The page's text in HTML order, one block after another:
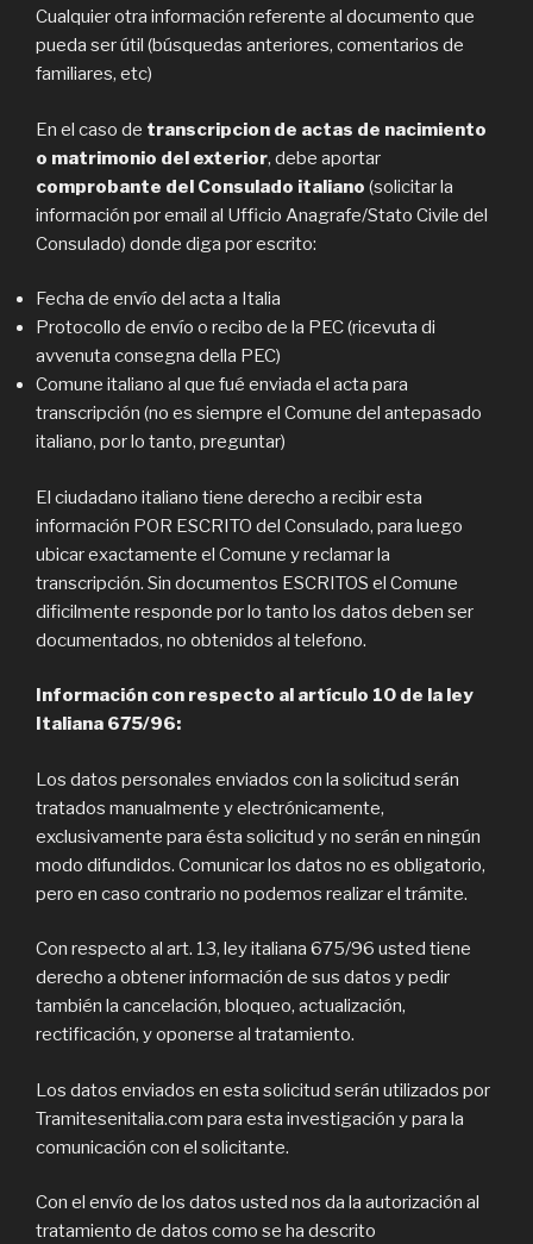
Cualquier otra información referente al documento que
pueda ser útil (búsquedas anteriores, comentarios de
familiares, etc)
En el caso de transcripcion de actas de nacimiento
o matrimonio del exterior, debe aportar
comprobante del Consulado italiano (solicitar la
información por email al Ufficio Anagrafe/Stato Civile del
Consulado) donde diga por escrito:
Fecha de envío del acta a Italia
Protocollo de envío o recibo de la PEC (ricevuta di
avvenuta consegna della PEC)
Comune italiano al que fué enviada el acta para
transcripción (no es siempre el Comune del antepasado
italiano, por lo tanto, preguntar)
El ciudadano italiano tiene derecho a recibir esta
información POR ESCRITO del Consulado, para luego
ubicar exactamente el Comune y reclamar la
transcripción. Sin documentos ESCRITOS el Comune
dificilmente responde por lo tanto los datos deben ser
documentados, no obtenidos al telefono.
Información con respecto al artículo 10 de la ley
Italiana 675/96:
Los datos personales enviados con la solicitud serán
tratados manualmente y electrónicamente,
exclusivamente para ésta solicitud y no serán en ningún
modo difundidos. Comunicar los datos no es obligatorio,
pero en caso contrario no podemos realizar el trámite.
Con respecto al art. 13, ley italiana 675/96 usted tiene
derecho a obtener información de sus datos y pedir
también la cancelación, bloqueo, actualización,
rectificación, y oponerse al tratamiento.
Los datos enviados en esta solicitud serán utilizados por
Tramitesenitalia.com para esta investigación y para la
comunicación con el solicitante.
Con el envío de los datos usted nos da la autorización al
tratamiento de datos como se ha descrito